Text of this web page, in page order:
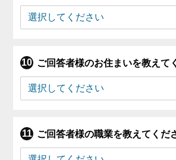
ご回答者様のお住まいを教えて
ご回答者様の職業を教えてくだ